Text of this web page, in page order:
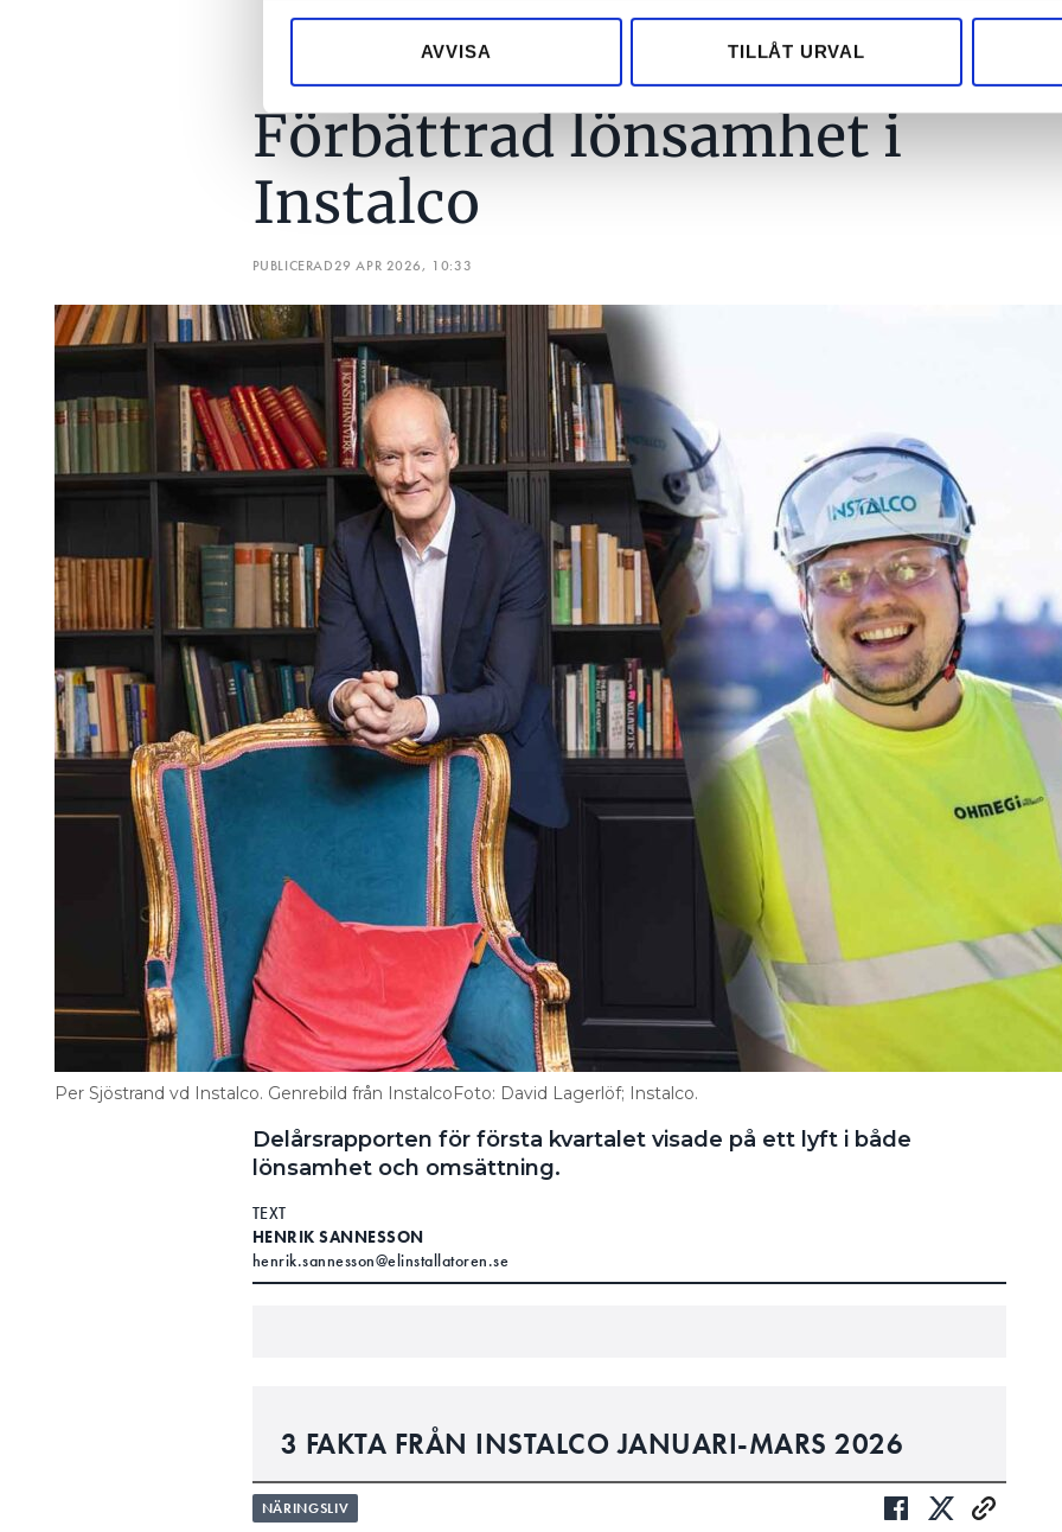
sociala medier och analysera vår trafik. Vi vidarebefordrar även sådana identifierare och
till de sociala medier och annons- och analysföretag som vi samarbetar med. Dessa kan i
AVVISA TILLÅT URVAL
Förbättrad lönsamhet i
Instalco
PUBLICERAD29 APR 2026, 10:33
Per Sjöstrand vd Instalco. Genrebild från InstalcoFoto: David Lagerlöf; Instalco.
Delårsrapporten för första kvartalet visade på ett lyft i både
lönsamhet och omsättning.
TEXT
HENRIK SANNESSON
henrik.sannesson@elinstallatoren.se
3 FAKTA FRÅN INSTALCO JANUARI-MARS 2026
NETTOOMSÄTTNINGEN ÖKADE MED 4,4 PROCENT OCH UPPGICK TILL 3
438 (3 293) MILJONER KRONOR. DEN ORGANISKA FÖRBÄTTRINGEN VAR
NÄRINGSLIV